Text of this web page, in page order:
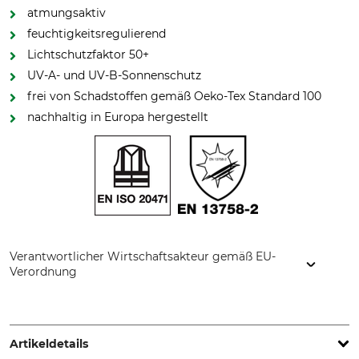
atmungsaktiv
feuchtigkeitsregulierend
Lichtschutzfaktor 50+
UV-A- und UV-B-Sonnenschutz
frei von Schadstoffen gemäß Oeko-Tex Standard 100
nachhaltig in Europa hergestellt
Verantwortlicher Wirtschaftsakteur gemäß EU-
Verordnung
Germany, www.iq-uv.com
Artikeldetails